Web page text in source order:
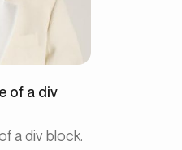
of a div
a div block.